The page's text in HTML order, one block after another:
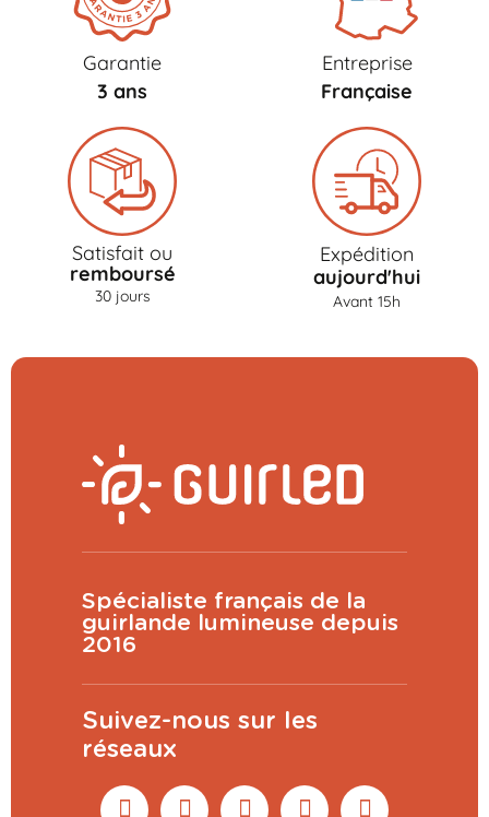
Garantie
3 ans
Entreprise
Française
Satisfait ou
remboursé
30 jours
Expédition
aujourd'hui
Avant 15h
Spécialiste français de la
guirlande lumineuse depuis
2016
Suivez-nous sur les
réseaux